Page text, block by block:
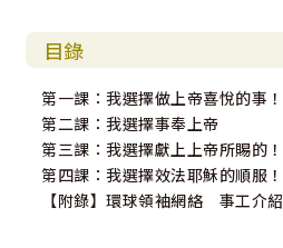
目錄
第一課：我選擇做上帝喜悅的事！
第二課：我選擇事奉上帝
第三課：我選擇獻上上帝所賜的！
第四課：我選擇效法耶穌的順服！
【附錄】環球領袖網絡 事工介紹